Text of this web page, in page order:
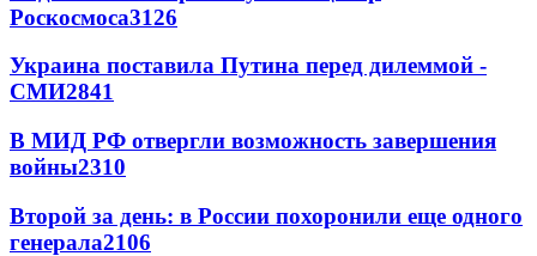
Роскосмоса3126
Украина поставила Путина перед дилеммой -
СМИ2841
В МИД РФ отвергли возможность завершения
войны2310
Второй за день: в России похоронили еще одного
генерала2106